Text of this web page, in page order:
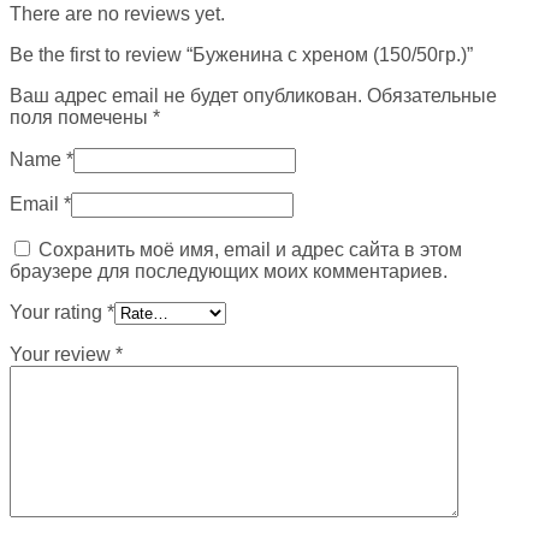
There are no reviews yet.
Be the first to review “Буженина с хреном (150/50гр.)”
Ваш адрес email не будет опубликован. Обязательные
поля помечены *
Name *
Email *
Сохранить моё имя, email и адрес сайта в этом
браузере для последующих моих комментариев.
Your rating *
Your review *